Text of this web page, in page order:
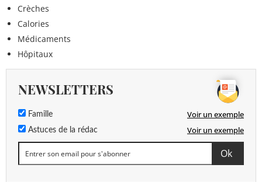
Crèches
Calories
Médicaments
Hôpitaux
NEWSLETTERS
Famille Voir un exemple
Astuces de la rédac Voir un exemple